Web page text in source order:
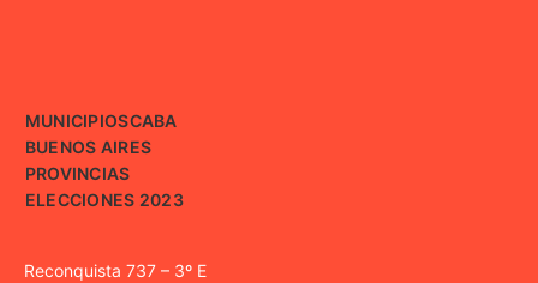
MUNICIPIOSCABA
BUENOS AIRES
PROVINCIAS
ELECCIONES 2023
Reconquista 737 – 3º E